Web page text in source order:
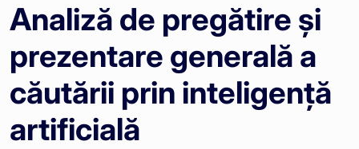
Analiză de pregătire și
prezentare generală a
căutării prin inteligență
artificială